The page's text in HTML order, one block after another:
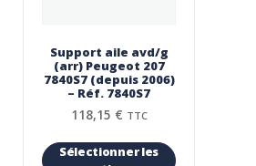
Support aile avd/g
(arr) Peugeot 207
7840S7 (depuis 2006)
– Réf. 7840S7
118,15 € TTC
Sélectionner les